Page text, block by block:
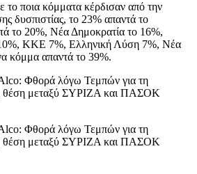
το ποια κόμματα κέρδισαν από την
δυσπιστίας, το 23% απαντά το
20%, Νέα Δημοκρατία το 16%,
ΚΚΕ 7%, Ελληνική Λύση 7%, Νέα
κόμμα απαντά το 39%.